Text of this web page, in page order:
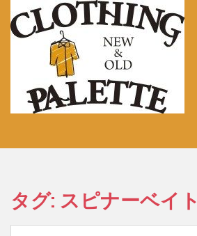
n
タグ: スピナーベイト